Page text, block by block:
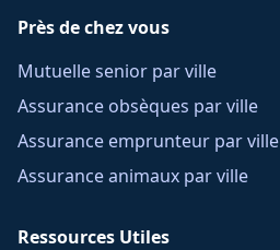
Près de chez vous
Mutuelle senior par ville
Assurance obsèques par ville
Assurance emprunteur par ville
Assurance animaux par ville
Ressources Utiles